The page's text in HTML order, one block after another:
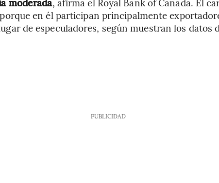
en él participan principalmente
de especuladores, según muestran los datos
PUBLICIDAD